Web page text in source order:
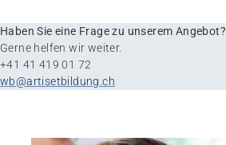
Haben Sie eine Frage zu unserem Angebot?
Gerne helfen wir weiter.
+41 41 419 01 72
wb@artisetbildung.ch